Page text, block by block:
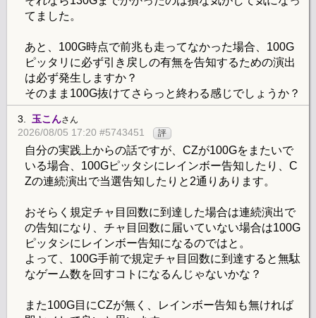
てました。
あと、100G時点で前兆も走ってなかった場合、100G
ピッタリに必ず引き戻しの有無を告知するための演出
は必ず発生しますか？
そのまま100G抜けてさらっと終わる感じでしょうか？
3. 玉こんさん
2026/08/05 17:20 #5743451 評
自分の実践上からの話ですが、CZが100Gをまたいで
いる場合、100Gピッタシにレインボー告知したり、C
Zの連続演出で当選告知したりと2通りあります。
おそらく規定チャ目回数に到達した場合は連続演出で
の告知になり、チャ目回数に届いていない場合は100G
ピッタシにレインボー告知になるのではと。
よって、100G手前で規定チャ目回数に到達すると無駄
なゲーム数を回すコトになるんじゃないかな？
また100G目にCZが無く、レインボー告知も無ければ